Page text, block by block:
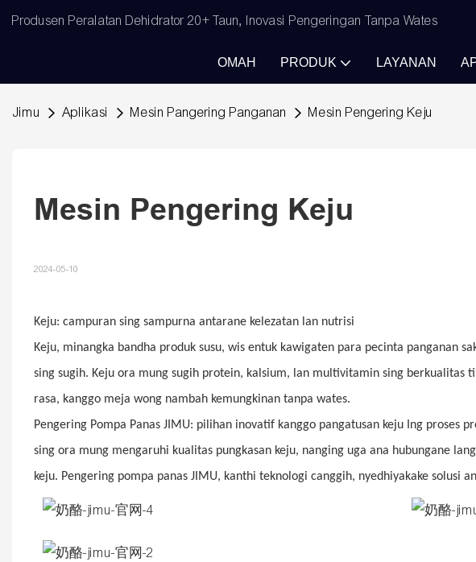
Produsen Peralatan Dehidrator 20+ Taun, Inovasi Pengeringan Tanpa Wates
OMAH PRODUK LAYANAN
Jimu Aplikasi Mesin Pangering Panganan Mesin Pengering Keju
Mesin Pengering Keju
2024-05-10
Keju: campuran sing sampurna antarane kelezatan lan nutrisi
Keju, minangka bandha produk susu, wis entuk kawigaten para pecinta panganan
sing sugih. Keju ora mung sugih protein, kalsium, lan multivitamin sing berkualitas
rasa, kanggo meja wong nambah kemungkinan tanpa wates.
Pengering Pompa Panas JIMU: pilihan inovatif kanggo pangatusan keju Ing proses
sing ora mung mengaruhi kualitas pungkasan keju, nanging uga ana hubungane
keju. Pengering pompa panas JIMU, kanthi teknologi canggih, nyedhiyakake solusi